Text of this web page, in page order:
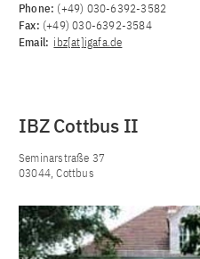
Phone: (+49) 030-6392-3582
Fax: (+49) 030-6392-3584
Email: ibz[at]igafa.de
IBZ Cottbus II
Seminarstraße 37
03044, Cottbus